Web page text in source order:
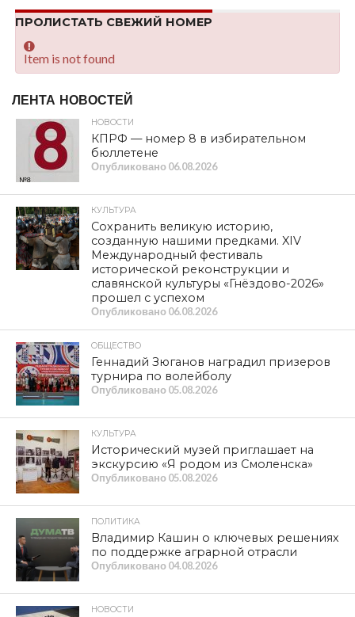
ПРОЛИСТАТЬ СВЕЖИЙ НОМЕР
Item is not found
ЛЕНТА НОВОСТЕЙ
НОВОСТИ
КПРФ — номер 8 в избирательном
бюллетене
Опубликовано 06.08.2026
КУЛЬТУРА
Сохранить великую историю,
созданную нашими предками. XIV
Международный фестиваль
исторической реконструкции и
славянской культуры «Гнёздово-2026»
прошел с успехом
Опубликовано 06.08.2026
ОБЩЕСТВО
Геннадий Зюганов наградил призеров
турнира по волейболу
Опубликовано 05.08.2026
КУЛЬТУРА
Исторический музей приглашает на
экскурсию «Я родом из Смоленска»
Опубликовано 05.08.2026
ПОЛИТИКА
Владимир Кашин о ключевых решениях
по поддержке аграрной отрасли
Опубликовано 04.08.2026
НОВОСТИ